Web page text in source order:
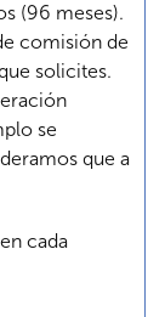
(96 meses).
comisión de
solicites.
se
que a
cada